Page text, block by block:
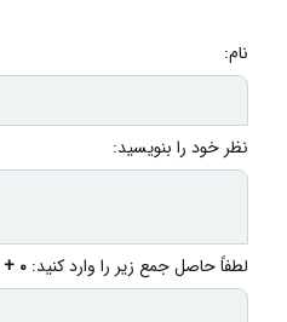
نام:
نظر خود را بنویسید:
لطفاً حاصل جمع زیر را وارد کنید: 0 + 0 = ?